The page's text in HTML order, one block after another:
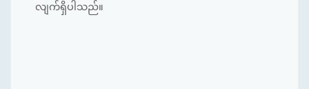
လျက်ရှိပါသည်။